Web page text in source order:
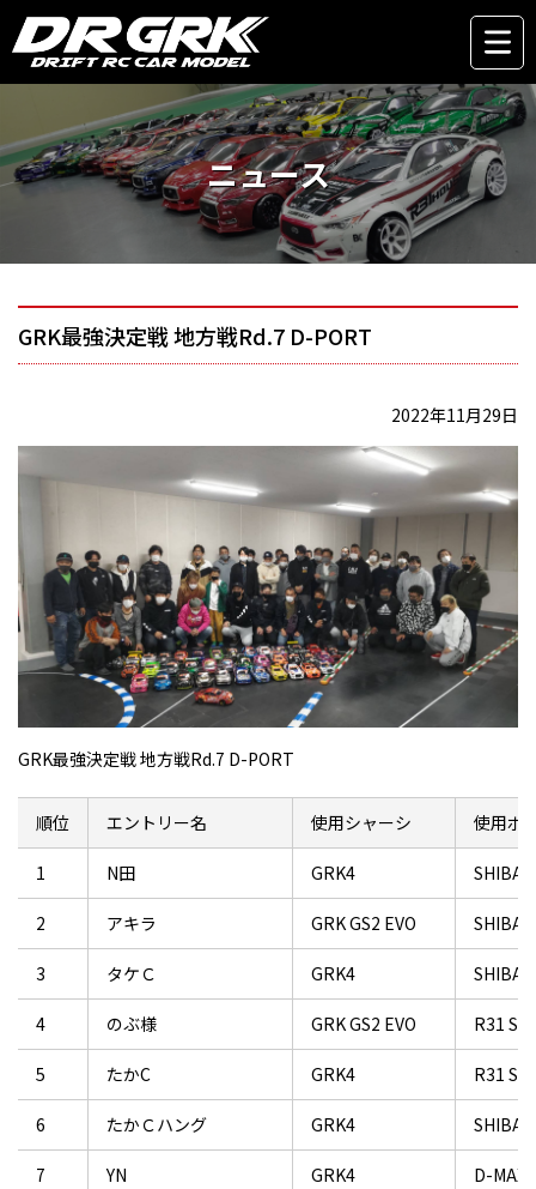
ニュース
GRK最強決定戦 地方戦Rd.7 D-PORT
2022年11月29日
GRK最強決定戦 地方戦Rd.7 D-PORT
順位 エントリー名 使用シャーシ 使用ボ
1 N田 GRK4
2 アキラ GRK GS2 EVO
3 タケＣ GRK4
4 のぶ様 GRK GS2 EVO R31
5 たかC GRK4 R31
6 たかＣハング GRK4
7 YN GRK4 D-MAX